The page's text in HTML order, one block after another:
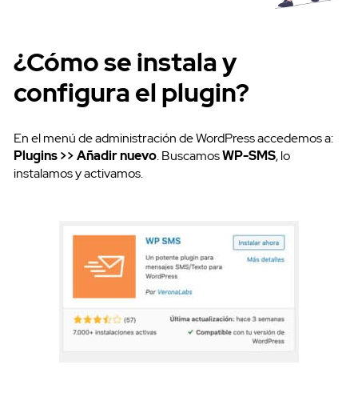
¿Cómo se instala y
configura el plugin?
En el menú de administración de WordPress accedemos a:
Plugins >> Añadir nuevo. BuscamosWP-SMS, lo
instalamos y activamos.